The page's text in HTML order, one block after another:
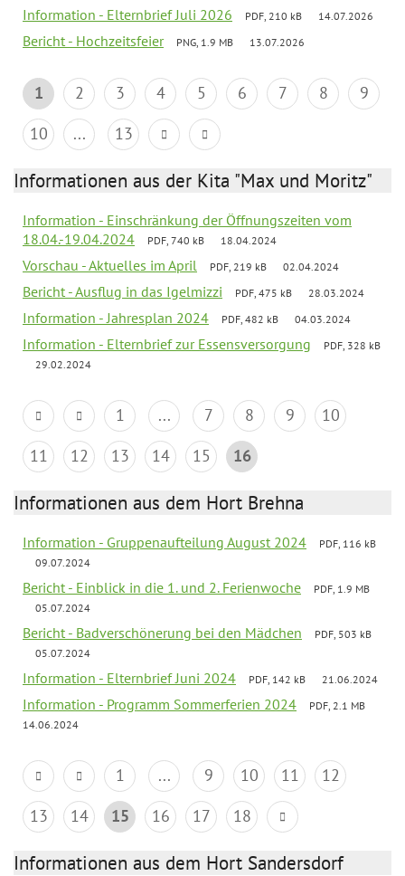
Information - Elternbrief Juli 2026 PDF, 210 kB 14.07.2026
Bericht - Hochzeitsfeier PNG, 1.9 MB 13.07.2026
1 2 3 4 5 6 7 8
9
10
... 13
Informationen aus der Kita "Max und Moritz"
Information - Einschränkung der Öffnungszeiten vom
18.04.-19.04.2024
PDF, 740 kB 18.04.2024
Vorschau - Aktuelles im April PDF, 219 kB 02.04.2024
Bericht - Ausflug in das Igelmizzi PDF, 475 kB 28.03.2024
Information - Jahresplan 2024 PDF, 482 kB 04.03.2024
Information - Elternbrief zur Essensversorgung
PDF, 328 kB
29.02.2024
1 ... 7 8 9
10
11
12 13 14 15 16
Informationen aus dem Hort Brehna
Information - Gruppenaufteilung August 2024
PDF, 116 kB
09.07.2024
Bericht - Einblick in die 1. und 2. Ferienwoche
PDF, 1.9 MB
05.07.2024
Bericht - Badverschönerung bei den Mädchen
PDF, 503 kB
05.07.2024
Information - Elternbrief Juni 2024 PDF, 142 kB 21.06.2024
Information - Programm Sommerferien 2024
PDF, 2.1 MB
14.06.2024
1 ... 9 10 11
12
13
14 15 16 17 18
Informationen aus dem Hort Sandersdorf